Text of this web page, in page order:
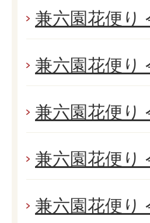
兼六園花便り
兼六園花便り
兼六園花便り
兼六園花便り
兼六園花便り